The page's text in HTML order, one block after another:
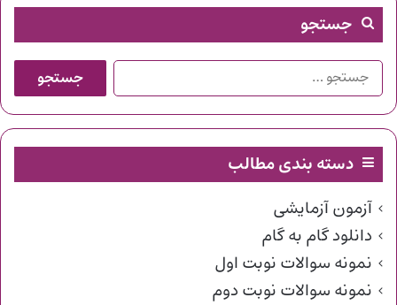
جستجو
جستجو
برای:
دسته بندی مطالب
آزمون آزمایشی
دانلود گام به گام
نمونه سوالات نوبت اول
نمونه سوالات نوبت دوم